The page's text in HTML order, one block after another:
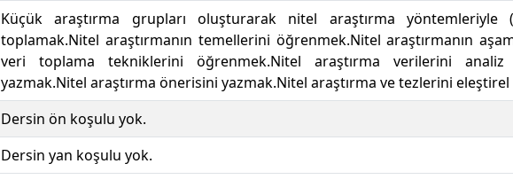
Küçük araştırma grupları oluşturarak nitel araştırma
toplamak.Nitel araştırmanın temellerini öğrenmek.Nitel araştırmanın
veri toplama tekniklerini öğrenmek.Nitel araştırma verilerini analiz
yazmak.Nitel araştırma önerisini yazmak.Nitel araştırma ve tezlerini eleştirel
Dersin ön koşulu yok.
Dersin yan koşulu yok.